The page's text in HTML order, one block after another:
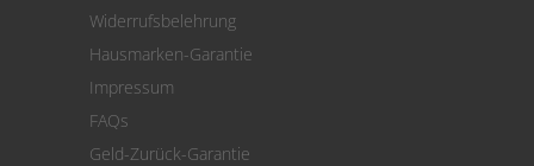
Cookie Einstellungen
Widerrufsbelehrung
Hausmarken-Garantie
Impressum
FAQs
Geld-Zurück-Garantie